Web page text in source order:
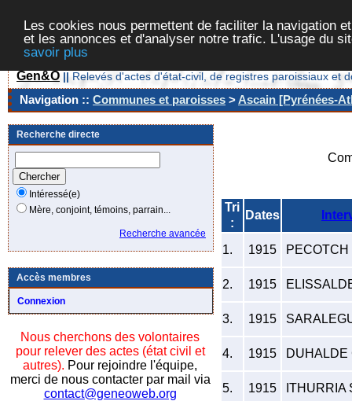
Les cookies nous permettent de faciliter la navigation
et les annonces et d'analyser notre trafic. L'usage du
savoir plus
Gen&O || Relevés d'actes d'état-civil, de registres paroissiaux et
Navigation :: Communes et paroisses >Ascain [Pyrénées-
Recherche directe
Intéressé(e)
Mère, conjoint, témoins, parrain...
Recherche avancée
Accès membres
Connexion
Nous cherchons des volontaires
pour relever des actes (état civil et
autres). Pour rejoindre l'équipe,
merci de nous contacter par mail via
contact@geneoweb.org
Tri
:
Dates
1. 1915 PECOTCH
2. 1915
3. 1915
4. 1915 DUHALDE
5. 1915 ITHURRIA